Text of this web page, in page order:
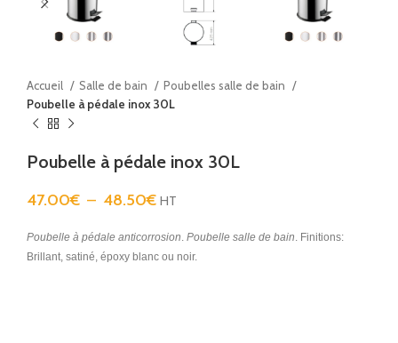
Accueil Salle de bain
Poubelles salle de bain
Poubelle à pédale inox 30L
Poubelle à pédale inox 30L
47.00€ – 48.50€ HT
Poubelle à pédale anticorrosion. Poubelle salle de bain. Finitions:
Brillant, satiné, époxy blanc ou noir.